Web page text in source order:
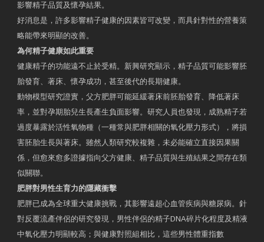
影響精子品質及懷孕結果。
好消息是，許多影響精子健康的因素皆可改變，而具針對性的營養策
略能帶來明顯的改善。
為何精子健康如此重要
健康精子的功能遠不止於受精。新興研究顯示，精子品質可能影響胚
胎發育、著床、懷孕成功，甚至後代的長期健康。
動物模型研究證實，父方肥胖可能延緩著床前胚胎發育、降低著床
率，並對孕期胎兒生長產生負面影響。研究人員也發現，成熟精子若
過度暴露於活性氧物種（一種常與肥胖相關的氧化壓力形式），將損
害胚胎生長與著床。雖然人類研究較複雜，未必能確立直接因果關
係，但愈來愈多證據指向父方健康、精子品質與生殖結果之間存在類
似關聯。
肥胖對男性生育力的隱藏衝擊
肥胖已成為全球重大健康挑戰，其影響遠超心血管疾病與糖尿病。針
對反覆流產伴侶的研究發現，男性伴侶的精子DNA碎片化程度及精液
中氧化壓力明顯較高；與健康對照組相比，這些男性體重指數